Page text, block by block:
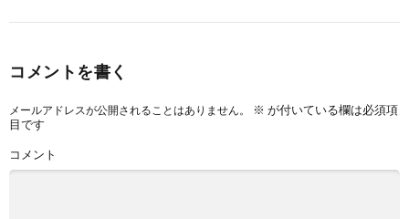
コメントを書く
メールアドレスが公開されることはありません。 ※ が付いている欄は必須項
目です
コメント